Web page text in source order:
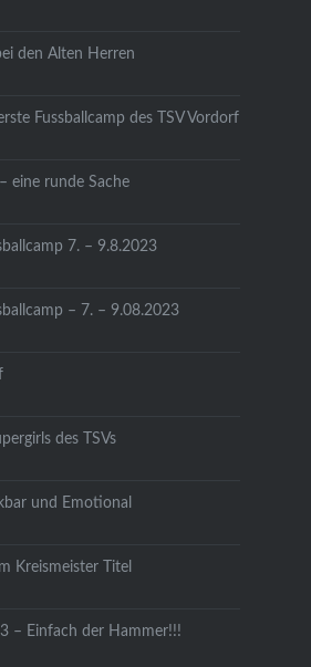
den Alten Herren
Fussballcamp des TSV Vordorf
eine runde Sache
7. – 9.8.2023
– 7. – 9.08.2023
des TSVs
und Emotional
Kreismeister Titel
– Einfach der Hammer!!!